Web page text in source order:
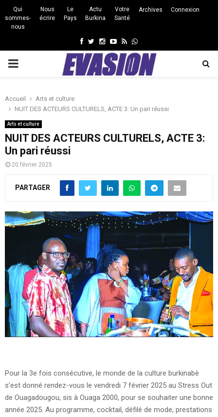
Qui
sommes-
nous
Nous
écrire
Le
Pays
Actu
Burkina
Votre
Santé
Archives Connexion
Facebook
Twitter
Instagram
Youtube
RssWhatsapp
PRIMARY
Accueil
Arts et culture
NUIT DES ACTEURS CULTURELS, ACTE 3: Un pari réussi
Arts et culture
NUIT DES ACTEURS CULTURELS, ACTE 3:
Un pari réussi
20 février 2025
PARTAGER
Pour la 3e fois consécutive, le monde de la culture burkinabè
s’est donné rendez-vous le vendredi 7 février 2025 au Stress Out
de Ouagadougou, sis à Ouaga 2000, pour se souhaiter une bonne
année 2025. Au programme, cocktail, défilé de mode, prestations